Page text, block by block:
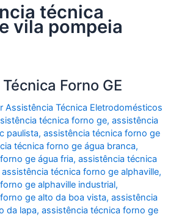
técnica
vila pompeia
Forno GE
Assistência Técnica Eletrodomésticos
técnica forno ge,assistência
paulista,assistência técnica forno ge
técnica forno ge água branca,
ge água fria,assistência técnica
assistência técnica forno ge alphaville,
ge alphaville industrial,
ge alto da boa vista,assistência
da lapa,assistência técnica forno ge